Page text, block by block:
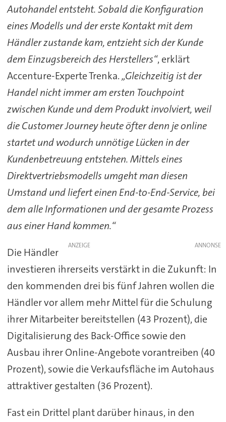
Autohandel entsteht. Sobald die Konfiguration
eines Modells und der erste Kontakt mit dem
Händler zustande kam, entzieht sich der Kunde
dem Einzugsbereich des Herstellers“, erklärt
Accenture-Experte Trenka.„Gleichzeitig ist der
Handel nicht immer am ersten Touchpoint
zwischen Kunde und dem Produkt involviert, weil
die Customer Journey heute öfter denn je online
startet und wodurch unnötige Lücken in der
Kundenbetreuung entstehen. Mittels eines
Direktvertriebsmodells umgeht man diesen
Umstand und liefert einen End-to-End-Service, bei
dem alle Informationen und der gesamte Prozess
aus einer Hand kommen.“
ANZEIGE
Die Händler
investieren ihrerseits verstärkt in die Zukunft: In
den kommenden drei bis fünf Jahren wollen die
Händler vor allem mehr Mittel für die Schulung
ihrer Mitarbeiter bereitstellen (43 Prozent), die
Digitalisierung des Back-Office sowie den
Ausbau ihrer Online-Angebote vorantreiben (40
Prozent), sowie die Verkaufsfläche im Autohaus
attraktiver gestalten (36 Prozent).
Fast ein Drittel plant darüber hinaus, in den